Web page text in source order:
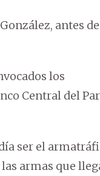
antes de
los
Central del
ser el
armas que